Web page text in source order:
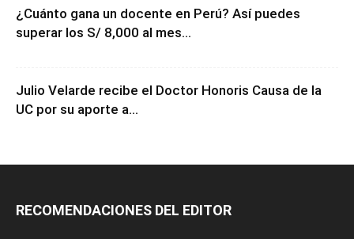
¿Cuánto gana un docente en Perú? Así puedes
superar los S/ 8,000 al mes...
Julio Velarde recibe el Doctor Honoris Causa de la
UC por su aporte a...
RECOMENDACIONES DEL EDITOR